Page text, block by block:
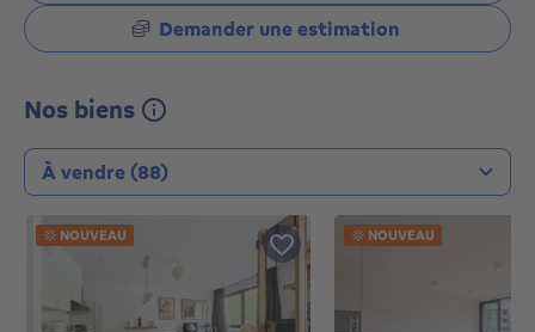
Demander une estimation
Nos biens
Type de transaction
NOUVEAU NOUVEAU